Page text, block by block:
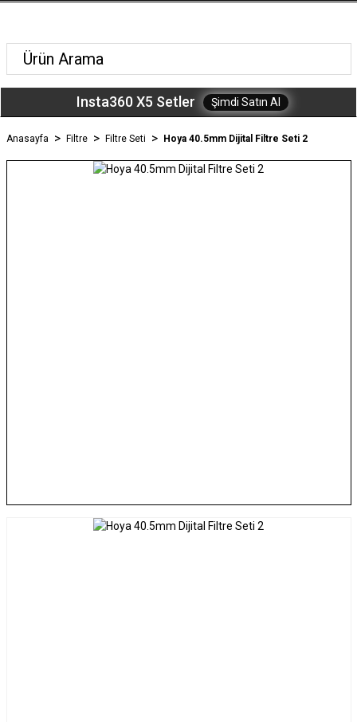
Insta360 X5 Setler Şimdi Satın Al
Anasayfa Filtre Filtre Seti Hoya 40.5mm Dijital Filtre Seti 2